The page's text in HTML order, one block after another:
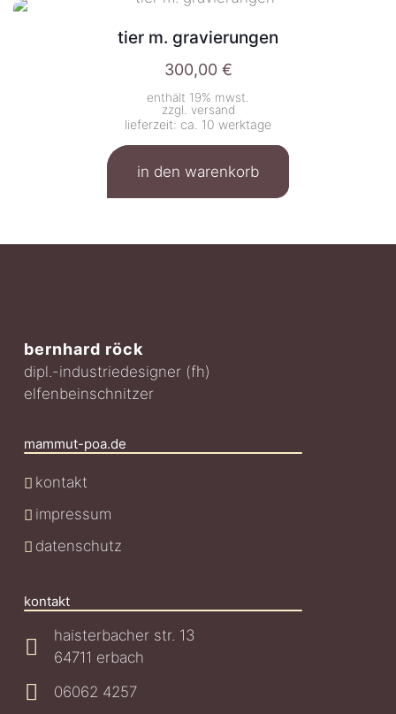
tier m. gravierungen
300,00 €
enthält 19% mwst.
zzgl. versand
lieferzeit: ca. 10 werktage
in den warenkorb
bernhard röck
dipl.-industriedesigner (fh)
elfenbeinschnitzer
mammut-poa.de
kontakt
impressum
datenschutz
kontakt
haisterbacher str. 13
64711 erbach
06062 4257